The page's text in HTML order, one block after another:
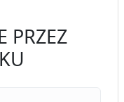
PRZEZ